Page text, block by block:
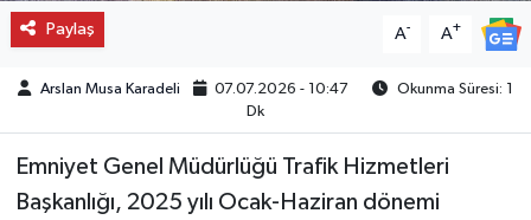
Paylaş A- A+
Arslan Musa Karadeli 07.07.2026 - 10:47
Okunma Süresi: 1
Dk
Emniyet Genel Müdürlüğü Trafik Hizmetleri
Başkanlığı, 2025 yılı Ocak-Haziran dönemi